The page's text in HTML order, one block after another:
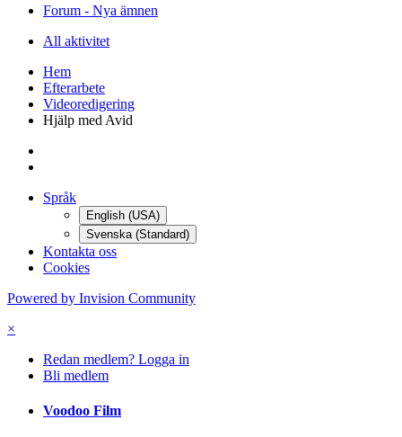
Forum - Nya ämnen
All aktivitet
Hem
Efterarbete
Videoredigering
Hjälp med Avid
Språk
English (USA)
Svenska (Standard)
Kontakta oss
Cookies
Powered by Invision Community
×
Redan medlem? Logga in
Bli medlem
Voodoo Film